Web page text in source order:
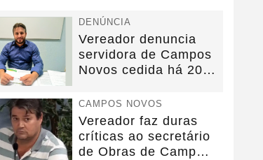
DENÚNCIA
Vereador denuncia
servidora de Campos
Novos cedida há 20
CAMPOS NOVOS
Vereador faz duras
críticas ao secretário
de Obras de Campos